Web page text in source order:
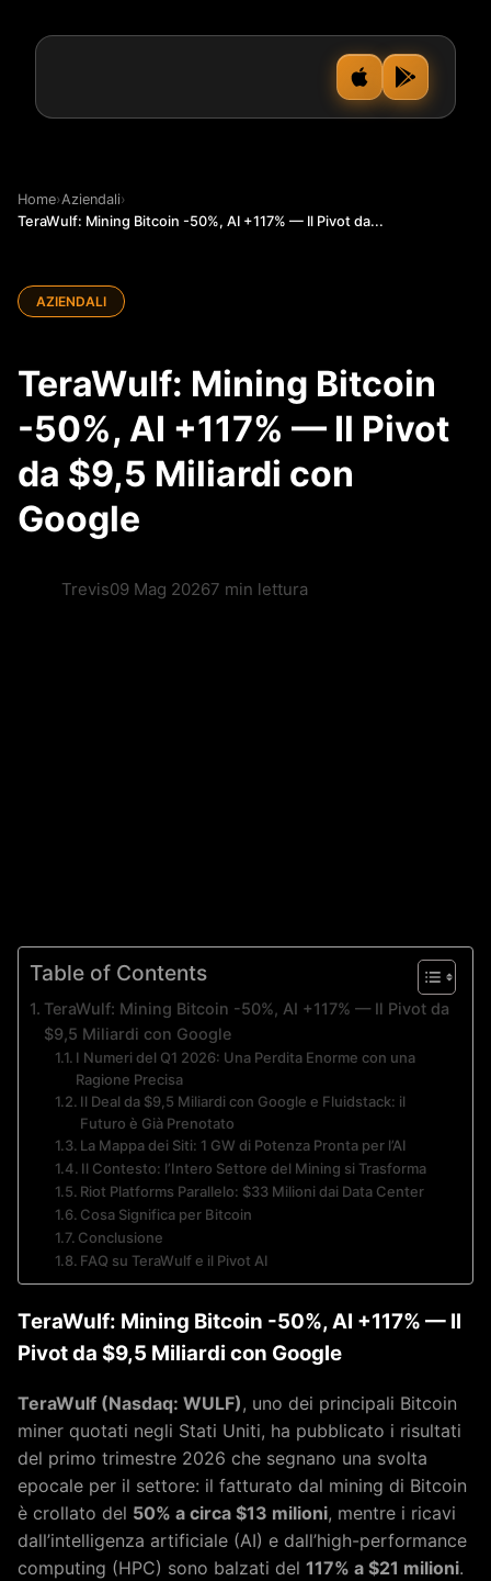
Home›Aziendali›
TeraWulf: Mining Bitcoin -50%, AI +117% — Il Pivot da...
AZIENDALI
TeraWulf: Mining Bitcoin
-50%, AI +117% — Il Pivot
da $9,5 Miliardi con
Google
Trevis09 Mag 20267 min lettura
Table of Contents
TeraWulf: Mining Bitcoin -50%, AI +117% — Il Pivot da
$9,5 Miliardi con Google
I Numeri del Q1 2026: Una Perdita Enorme con una
Ragione Precisa
Il Deal da $9,5 Miliardi con Google e Fluidstack: il
Futuro è Già Prenotato
La Mappa dei Siti: 1 GW di Potenza Pronta per l’AI
Il Contesto: l’Intero Settore del Mining si Trasforma
Riot Platforms Parallelo: $33 Milioni dai Data Center
Cosa Significa per Bitcoin
Conclusione
FAQ su TeraWulf e il Pivot AI
TeraWulf: Mining Bitcoin -50%, AI +117% — Il
Pivot da $9,5 Miliardi con Google
TeraWulf (Nasdaq: WULF), uno dei principali Bitcoin
miner quotati negli Stati Uniti, ha pubblicato i risultati
del primo trimestre 2026 che segnano una svolta
epocale per il settore: il fatturato dal mining di Bitcoin
è crollato del 50% a circa $13 milioni, mentre i ricavi
dall’intelligenza artificiale (AI) e dall’high-performance
computing (HPC) sono balzati del 117% a $21 milioni.